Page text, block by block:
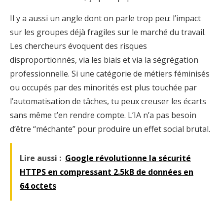
Il y a aussi un angle dont on parle trop peu: l’impact
sur les groupes déjà fragiles sur le marché du travail.
Les chercheurs évoquent des risques
disproportionnés, via les biais et via la ségrégation
professionnelle. Si une catégorie de métiers féminisés
ou occupés par des minorités est plus touchée par
l’automatisation de tâches, tu peux creuser les écarts
sans même t’en rendre compte. L’IA n’a pas besoin
d’être “méchante” pour produire un effet social brutal.
Lire aussi : Google révolutionne la sécurité
HTTPS en compressant 2.5kB de données en
64 octets